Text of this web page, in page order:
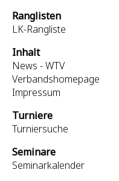
Ranglisten
LK-Rangliste
Inhalt
News - WTV
Verbandshomepage
Impressum
Turniere
Turniersuche
Seminare
Seminarkalender